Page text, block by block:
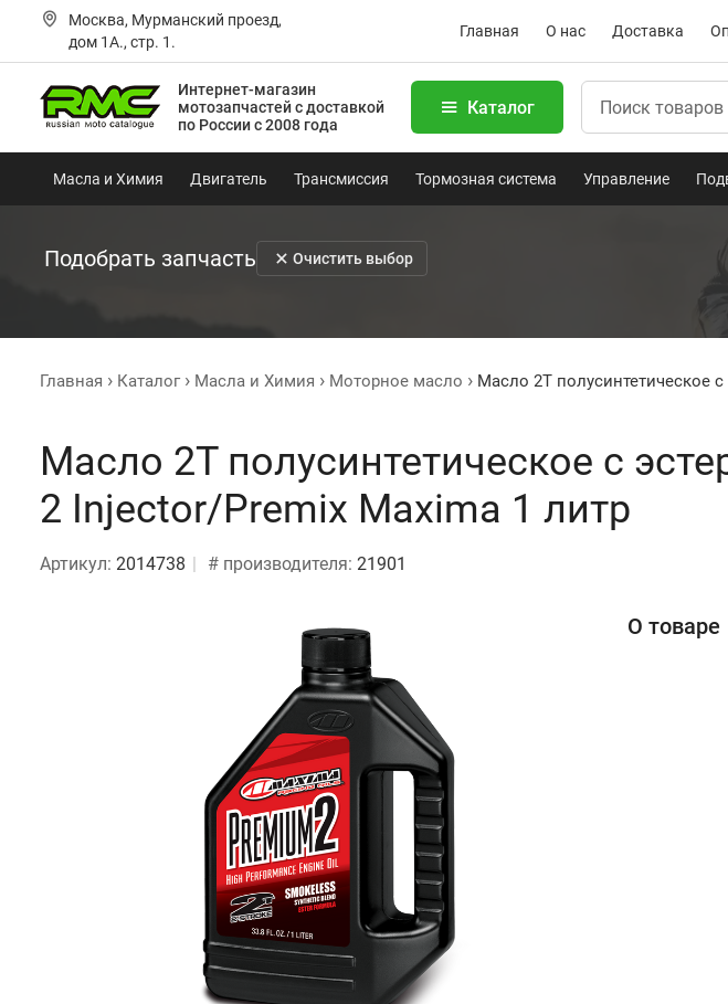
Москва, Мурманский проезд,
дом 1А., стр. 1.
Главная О нас Доставка
Интернет-магазин
мотозапчастейс доставкой
по России с 2008 года
Каталог
Масла и Химия Двигатель Трансмиссия Тормозная система Управление
Подобрать запчасть Очистить выбор
Главная Каталог Масла и Химия Моторное масло Масло 2T полусинтетическое
Масло 2T полусинтетическое с
2 Injector/Premix Maxima 1 литр
Артикул: 2014738 # производителя: 21901
О товаре